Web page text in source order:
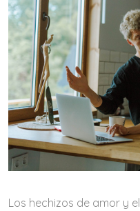
Los hechizos de amor y el